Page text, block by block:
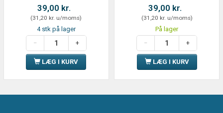
39,00 kr.
(31,20 kr. u/moms)
4 stk på lager
LÆG I KURV
39,00 kr.
(31,20 kr. u/moms)
På lager
LÆG I KURV